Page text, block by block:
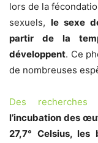
lors de la
sexuels, le sexe
partir de la
développent. Ce
de nombreuses
Des recherches
l’incubation des
27,7° Celsius,